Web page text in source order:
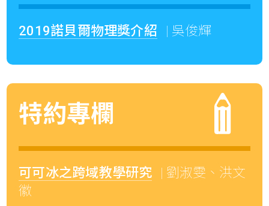
2019諾貝爾物理獎介紹 | 吳俊輝
特約專欄
可可冰之跨域教學研究
| 劉淑雯、洪文
徽